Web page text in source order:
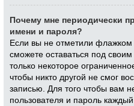
Почему мне периодически
имени и пароля?
Если вы не отметили флажком
сможете оставаться под
только некоторое
чтобы никто другой не смог
записью. Для того чтобы вам
пользователя и пароль